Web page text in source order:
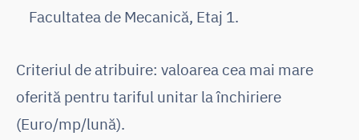
Facultatea de Mecanică, Etaj 1.
Criteriul de atribuire: valoarea cea mai mare
oferită pentru tariful unitar la închiriere
(Euro/mp/lună).